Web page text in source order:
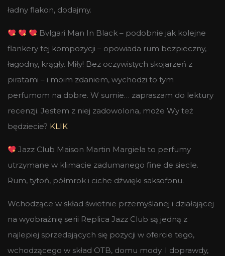
ładny flakon, dodajmy.
Bvlgari Man In Black – podobnie jak kolejne
flankery tej kompozycji – opowiada rum bezpieczny,
łagodny, krągły. Miły! Bez oczywistych skojarzeń z
piratami – i moim zdaniem, wychodzi to tym
perfumom na dobre. W sumie… zapraszam do lektury
recenzji. Jestem z niej zadowolona, może Wy też
będziecie? KLIK
Jazz Club Maison Martin Margiela to perfumy
utrzymane w klimacie zadumanego fine de siecle.
Rum, tytoń, półmrok i ciche dźwięki saksofonu.
Wchodzące w skład świetnie przemyślanej i działającej
na wyobraźnię serii Replica Jazz Club są jedną z
najlepiej sprzedających się pozycji w ofercie tego,
wchodzącego w skład OTB, domu mody. I doprawdy,